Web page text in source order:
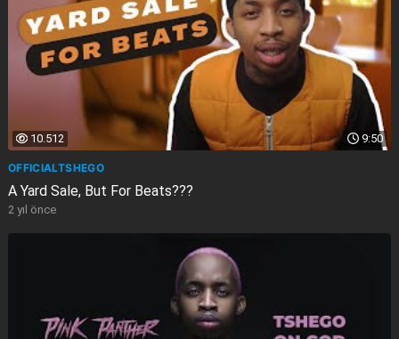
9:50
10.512
OFFICIALTSHEGO
A Yard Sale, But For Beats???
2 yıl önce